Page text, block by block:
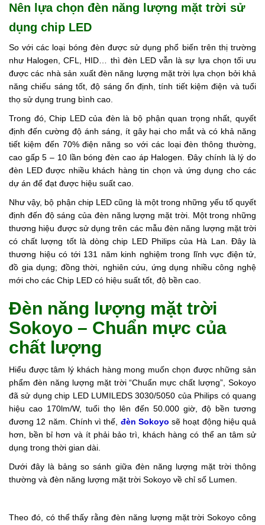
Nên lựa chọn đèn năng lượng mặt trời sử
dụng chip LED
So với các loại bóng đèn được sử dụng phổ biến trên thị trường
như Halogen, CFL, HID… thì đèn LED vẫn là sự lựa chọn tối ưu
được các nhà sản xuất đèn năng lượng mặt trời lựa chọn bởi khả
năng chiếu sáng tốt, độ sáng ổn định, tính tiết kiệm điện và tuổi
thọ sử dụng trung bình cao.
Trong đó, Chip LED của đèn là bộ phận quan trọng nhất, quyết
định đến cường độ ánh sáng, ít gây hại cho mắt và có khả năng
tiết kiệm đến 70% điện năng so với các loại đèn thông thường,
cao gấp 5 – 10 lần bóng đèn cao áp Halogen. Đây chính là lý do
đèn LED được nhiều khách hàng tin chọn và ứng dụng cho các
dự án để đạt được hiệu suất cao.
Như vậy, bộ phận chip LED cũng là một trong những yếu tố quyết
định đến độ sáng của đèn năng lượng mặt trời. Một trong những
thương hiệu được sử dụng trên các mẫu đèn năng lượng mặt trời
có chất lượng tốt là dòng chip LED Philips của Hà Lan. Đây là
thương hiệu có tới 131 năm kinh nghiệm trong lĩnh vực điện tử,
đồ gia dụng; đồng thời, nghiên cứu, ứng dụng nhiều công nghệ
mới cho các Chip LED có hiệu suất tốt, độ bền cao.
Đèn năng lượng mặt trời
Sokoyo – Chuẩn mực của
chất lượng
Hiểu được tâm lý khách hàng mong muốn chọn được những sản
phẩm đèn năng lượng mặt trời “Chuẩn mực chất lượng”, Sokoyo
đã sử dụng chip LED LUMILEDS 3030/5050 của Philips có quang
hiệu cao 170lm/W, tuổi thọ lên đến 50.000 giờ, độ bền tương
đương 12 năm. Chính vì thế, đèn Sokoyo sẽ hoạt động hiệu quả
hơn, bền bỉ hơn và ít phải bảo trì, khách hàng có thể an tâm sử
dụng trong thời gian dài.
Dưới đây là bảng so sánh giữa đèn năng lượng mặt trời thông
thường và đèn năng lượng mặt trời Sokoyo về chỉ số Lumen.
Theo đó, có thể thấy rằng đèn năng lượng mặt trời Sokoyo công